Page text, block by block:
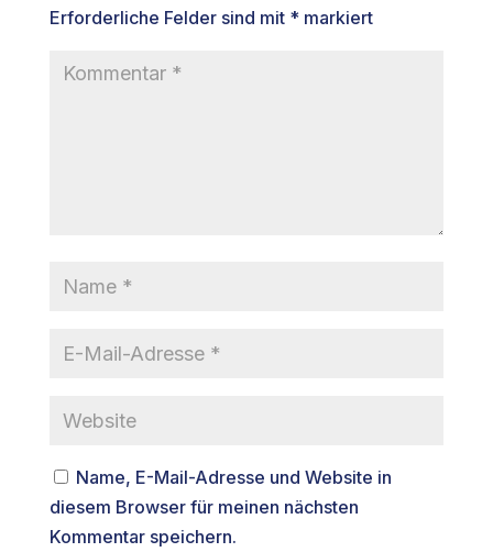
Erforderliche Felder sind mit *markiert
Name, E-Mail-Adresse und Website in
diesem Browser für meinen nächsten
Kommentar speichern.